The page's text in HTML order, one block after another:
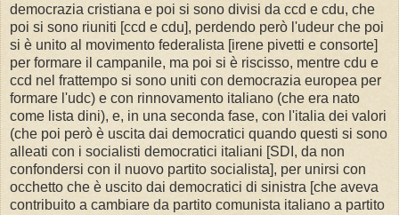
democrazia cristiana e poi si sono divisi da ccd e cdu, che
poi si sono riuniti [ccd e cdu], perdendo però l'udeur che poi
si è unito al movimento federalista [irene pivetti e consorte]
per formare il campanile, ma poi si è riscisso, mentre cdu e
ccd nel frattempo si sono uniti con democrazia europea per
formare l'udc) e con rinnovamento italiano (che era nato
come lista dini), e, in una seconda fase, con l'italia dei valori
(che poi però è uscita dai democratici quando questi si sono
alleati con i socialisti democratici italiani [SDI, da non
confondersi con il nuovo partito socialista], per unirsi con
occhetto che è uscito dai democratici di sinistra [che aveva
contribuito a cambiare da partito comunista italiano a partito